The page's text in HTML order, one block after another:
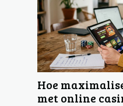
Hoe
met online